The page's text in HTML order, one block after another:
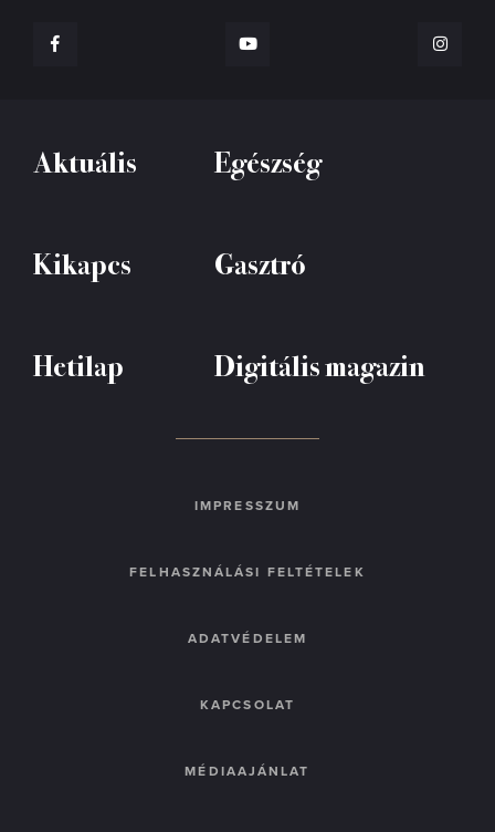
Aktuális Egészség
Kikapcs Gasztró
Hetilap Digitális magazin
IMPRESSZUM
FELHASZNÁLÁSI FELTÉTELEK
ADATVÉDELEM
KAPCSOLAT
MÉDIAAJÁNLAT